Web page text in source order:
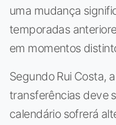
uma mudança
temporadas
em momentos
Segundo Rui Costa,
transferências deve
calendário sofrerá